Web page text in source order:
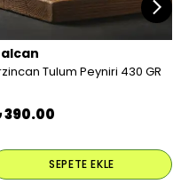
Tulum Peyniri 430 GR
390.00
SEPETE EKLE